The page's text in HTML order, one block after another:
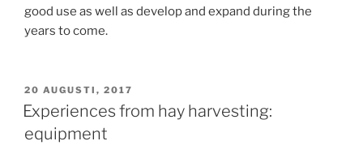
good use as well as develop and expand during the
years to come.
PUBLICERAT
20 AUGUSTI, 2017
Experiences from hay harvesting:
equipment